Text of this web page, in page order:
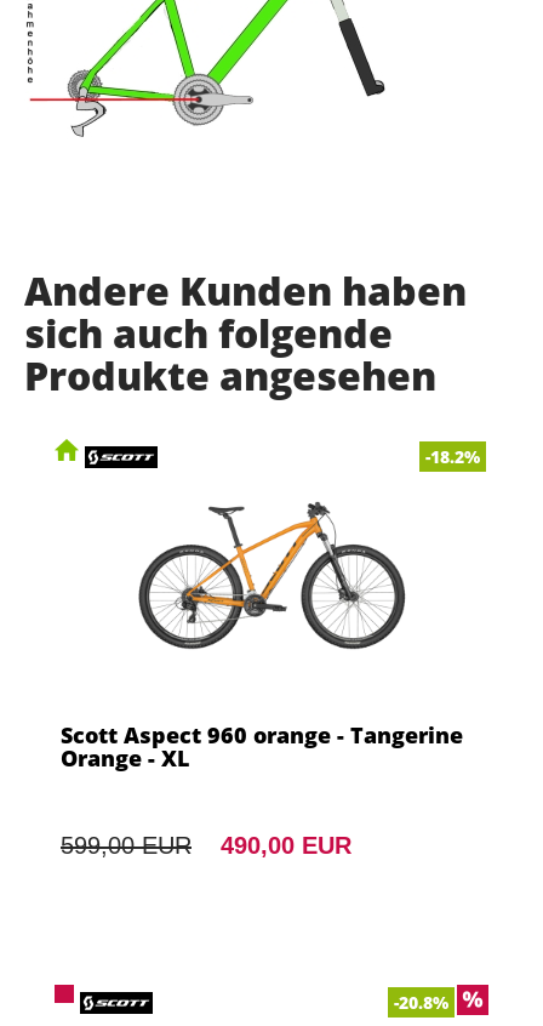
Andere Kunden haben
sich auch folgende
Produkte angesehen
-18.2%
Scott Aspect 960 orange - Tangerine
Orange - XL
599,00 EUR 490,00 EUR
-20.8%